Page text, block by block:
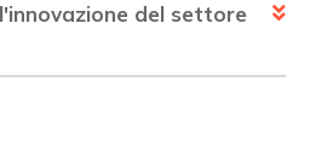
del settore